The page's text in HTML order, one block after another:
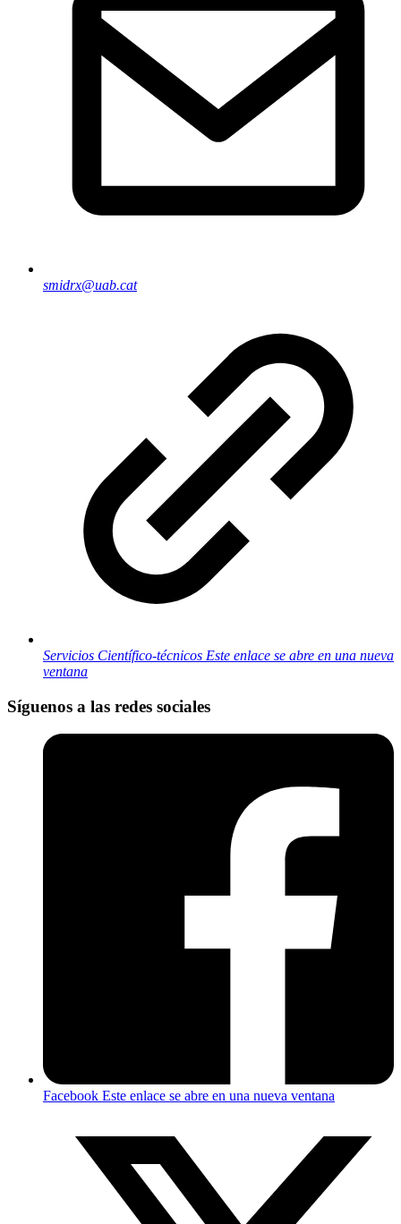
smidrx@uab.cat
Servicios Científico-técnicos Este enlace se abre en una nueva
ventana
Síguenos a las redes sociales
Facebook Este enlace se abre en una nueva ventana